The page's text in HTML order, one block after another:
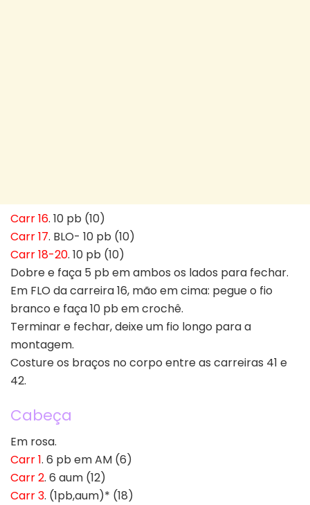
Carr 16. 10 pb (10)
Carr 17. BLO- 10 pb (10)
Carr 18-20. 10 pb (10)
Dobre e faça 5 pb em ambos os lados para fechar.
Em FLO da carreira 16, mão em cima: pegue o fio
branco e faça 10 pb em crochê.
Terminar e fechar, deixe um fio longo para a
montagem.
Costure os braços no corpo entre as carreiras 41 e
42.
Cabeça
Em rosa.
Carr 1. 6 pb em AM (6)
Carr 2. 6 aum (12)
Carr 3. (1pb,aum)* (18)